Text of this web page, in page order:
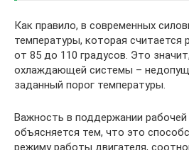
Как правило, в современных
температуры, которая считается
от 85 до 110 градусов. Это
охлаждающей системы –
заданный порог температуры.
Важность в поддержании
объясняется тем, что это
режиму работы двигателя,